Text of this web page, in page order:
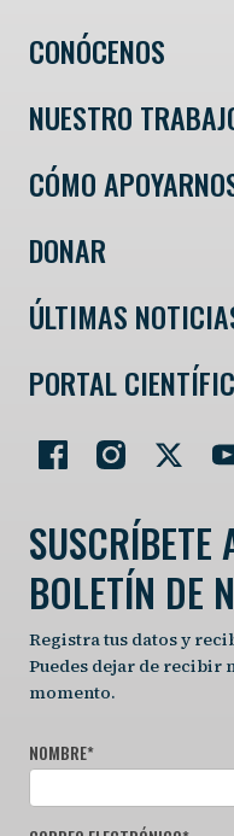
CONÓCENOS
NUESTRO
CÓMO
DONAR
ÚLTIMAS
PORTAL
SUSCRÍBETE
BOLETÍN DE
Registra tus datos y
Puedes dejar de recibir
momento.
NOMBRE*